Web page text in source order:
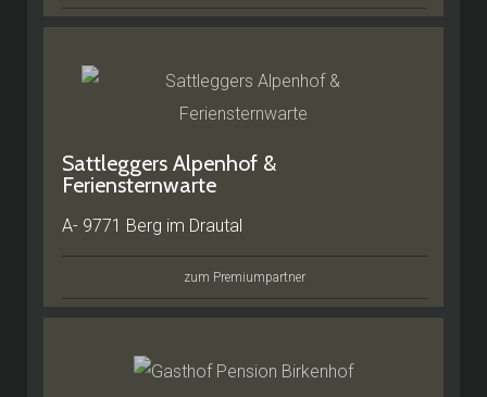
Sattleggers Alpenhof &
Feriensternwarte
A- 9771 Berg im Drautal
zum Premiumpartner